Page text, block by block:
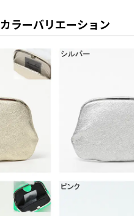
カラーバリエーション